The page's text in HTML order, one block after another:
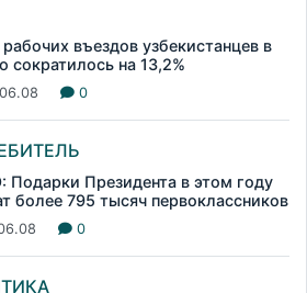
въездов узбекистанцев в
сократилось на 13,2%
0
Президента в этом году
более 795 тысяч первоклассников
0